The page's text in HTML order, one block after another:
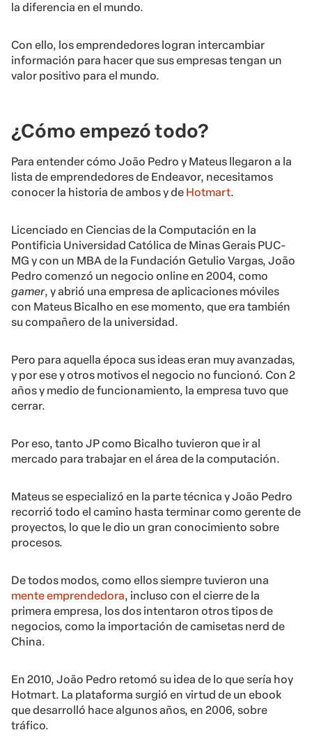
la diferencia en el mundo.
Con ello, los emprendedores logran intercambiar
información para hacer que sus empresas tengan un
valor positivo para el mundo.
¿Cómo empezó todo?
Para entender cómo João Pedro y Mateus llegaron a la
lista de emprendedores de Endeavor, necesitamos
conocer la historia de ambos y de Hotmart.
Licenciado en Ciencias de la Computación en la
Pontificia Universidad Católica de Minas Gerais PUC-
MG y con un MBA de la Fundación Getulio Vargas, João
Pedro comenzó un negocio online en 2004, como
gamer, y abrió una empresa de aplicaciones móviles
con Mateus Bicalho en ese momento, que era también
su compañero de la universidad.
Pero para aquella época sus ideas eran muy avanzadas,
y por ese y otros motivos el negocio no funcionó. Con 2
años y medio de funcionamiento, la empresa tuvo que
cerrar.
Por eso, tanto JP como Bicalho tuvieron que ir al
mercado para trabajar en el área de la computación.
Mateus se especializó en la parte técnica y João Pedro
recorrió todo el camino hasta terminar como gerente de
proyectos, lo que le dio un gran conocimiento sobre
procesos.
De todos modos, como ellos siempre tuvieron una
mente emprendedora, incluso con el cierre de la
primera empresa, los dos intentaron otros tipos de
negocios, como la importación de camisetas nerd de
China.
En 2010, João Pedro retomó su idea de lo que sería hoy
Hotmart. La plataforma surgió en virtud de un ebook
que desarrolló hace algunos años, en 2006, sobre
tráfico.